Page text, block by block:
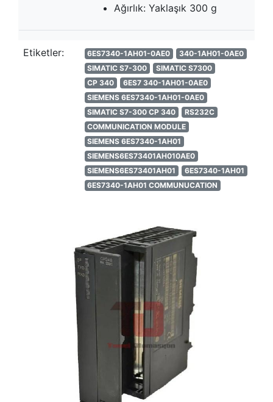
Ağırlık: Yaklaşık 300 g
Etiketler: 6ES7340-1AH01-0AE0
340-1AH01-0AE0
SIMATIC S7-300
SIMATIC S7300
CP 340
6ES7 340-1AH01-0AE0
SIEMENS 6ES7340-1AH01-0AE0
SIMATIC S7-300 CP 340
RS232C
COMMUNICATION MODULE
SIEMENS 6ES7340-1AH01
SIEMENS6ES73401AH010AE0
SIEMENS6ES73401AH01
6ES7340-1AH01
6ES7340-1AH01 COMMUNUCATION